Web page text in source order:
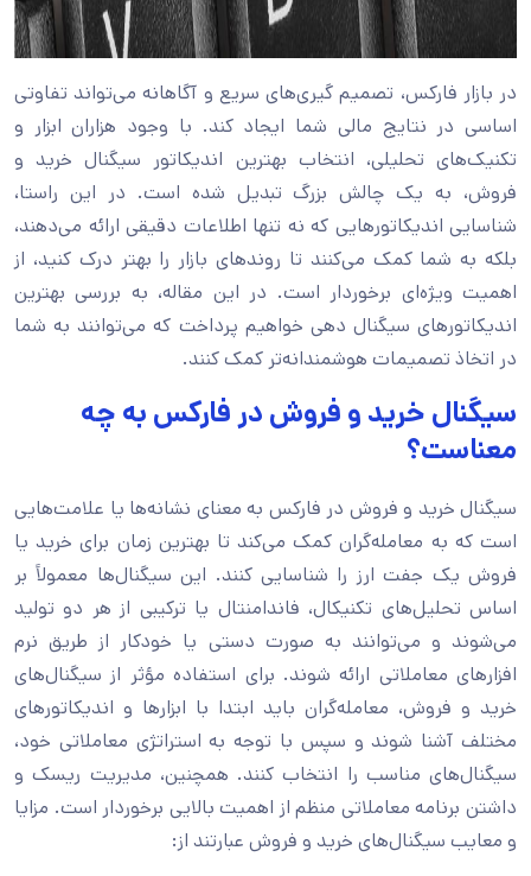
در بازار فارکس، تصمیم‌ گیری‌های سریع و آگاهانه می‌تواند تفاوتی
اساسی در نتایج مالی شما ایجاد کند. با وجود هزاران ابزار و
تکنیک‌های تحلیلی، انتخاب بهترین اندیکاتور سیگنال خرید و
فروش، به یک چالش بزرگ تبدیل شده است. در این راستا،
شناسایی اندیکاتورهایی که نه تنها اطلاعات دقیقی ارائه می‌دهند،
بلکه به شما کمک می‌کنند تا روندهای بازار را بهتر درک کنید، از
اهمیت ویژه‌ای برخوردار است. در این مقاله، به بررسی بهترین
اندیکاتورهای سیگنال دهی خواهیم پرداخت که می‌توانند به شما
در اتخاذ تصمیمات هوشمندانه‌تر کمک کنند.
سیگنال خرید و فروش در فارکس به چه
معناست؟
سیگنال خرید و فروش در فارکس به معنای نشانه‌ها یا علامت‌هایی
است که به معامله‌گران کمک می‌کند تا بهترین زمان برای خرید یا
فروش یک جفت ارز را شناسایی کنند. این سیگنال‌ها معمولاً بر
اساس تحلیل‌های تکنیکال، فاندامنتال یا ترکیبی از هر دو تولید
می‌شوند و می‌توانند به صورت دستی یا خودکار از طریق نرم‌
افزارهای معاملاتی ارائه شوند. برای استفاده مؤثر از سیگنال‌های
خرید و فروش، معامله‌گران باید ابتدا با ابزارها و اندیکاتورهای
مختلف آشنا شوند و سپس با توجه به استراتژی معاملاتی خود،
سیگنال‌های مناسب را انتخاب کنند. همچنین، مدیریت ریسک و
داشتن برنامه معاملاتی منظم از اهمیت بالایی برخوردار است. مزایا
و معایب سیگنال‌های خرید و فروش عبارتند از: